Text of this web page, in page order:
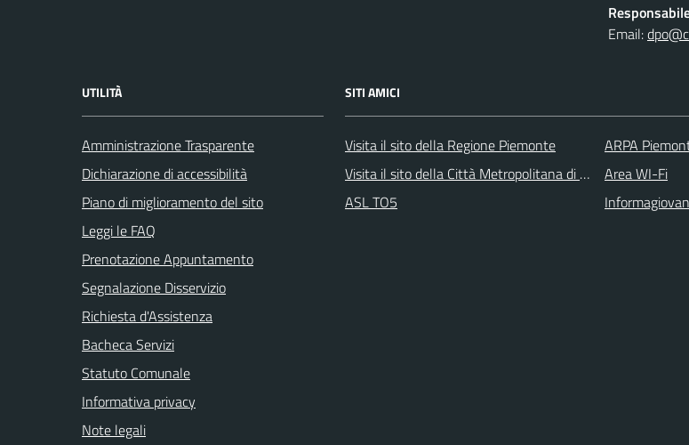
Email:
UTILITÀ
Amministrazione Trasparente
Dichiarazione di accessibilità
Piano di miglioramento del sito
Leggi le FAQ
Prenotazione Appuntamento
Segnalazione Disservizio
Richiesta d'Assistenza
Bacheca Servizi
Statuto Comunale
Informativa privacy
Note legali
SITI AMICI
Visita il sito della Regione Piemonte
Visita il sito della Città Metropolitana di Torino
ASL TO5
ARPA
Area WI-Fi